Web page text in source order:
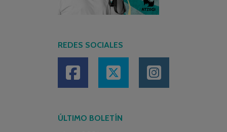
REDES SOCIALES
ÚLTIMO BOLETÍN